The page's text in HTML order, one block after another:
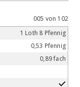
005 von 102
1 Loth 8 Pfennig
0,53 Pfennig
0,89 fach